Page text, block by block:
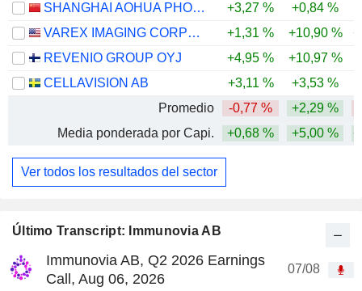
Último Transcript: Immunovia AB
Immunovia AB, Q2 2026 Earnings
Call, Aug 06, 2026
07/08
SHANGHAI AOHUA PHOTOELECTRICITY ENDOSCOPE CO., LTD.
+3,27 % +0,84 %
VAREX IMAGING CORPORATION
+1,31 % +10,90 %
REVENIO GROUP OYJ
+4,95 % +10,97 %
CELLAVISION AB
+3,11 % +3,53 %
Promedio
-0,77 % +2,29 %
Media ponderada por Capi.
+0,68 % +5,00 %
Ver todos los resultados del sector